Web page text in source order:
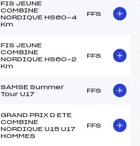
FIS JEUNE
COMBINE
NORDIQUE HS60-4
Km
FFS
FIS JEUNE
COMBINE
NORDIQUE HS60-2
Km
FFS
SAMSE Summer
Tour U17
FFS
GRAND PRIX D ETE
COMBINE
NORDIQUE U15 U17
HOMMES
FFS